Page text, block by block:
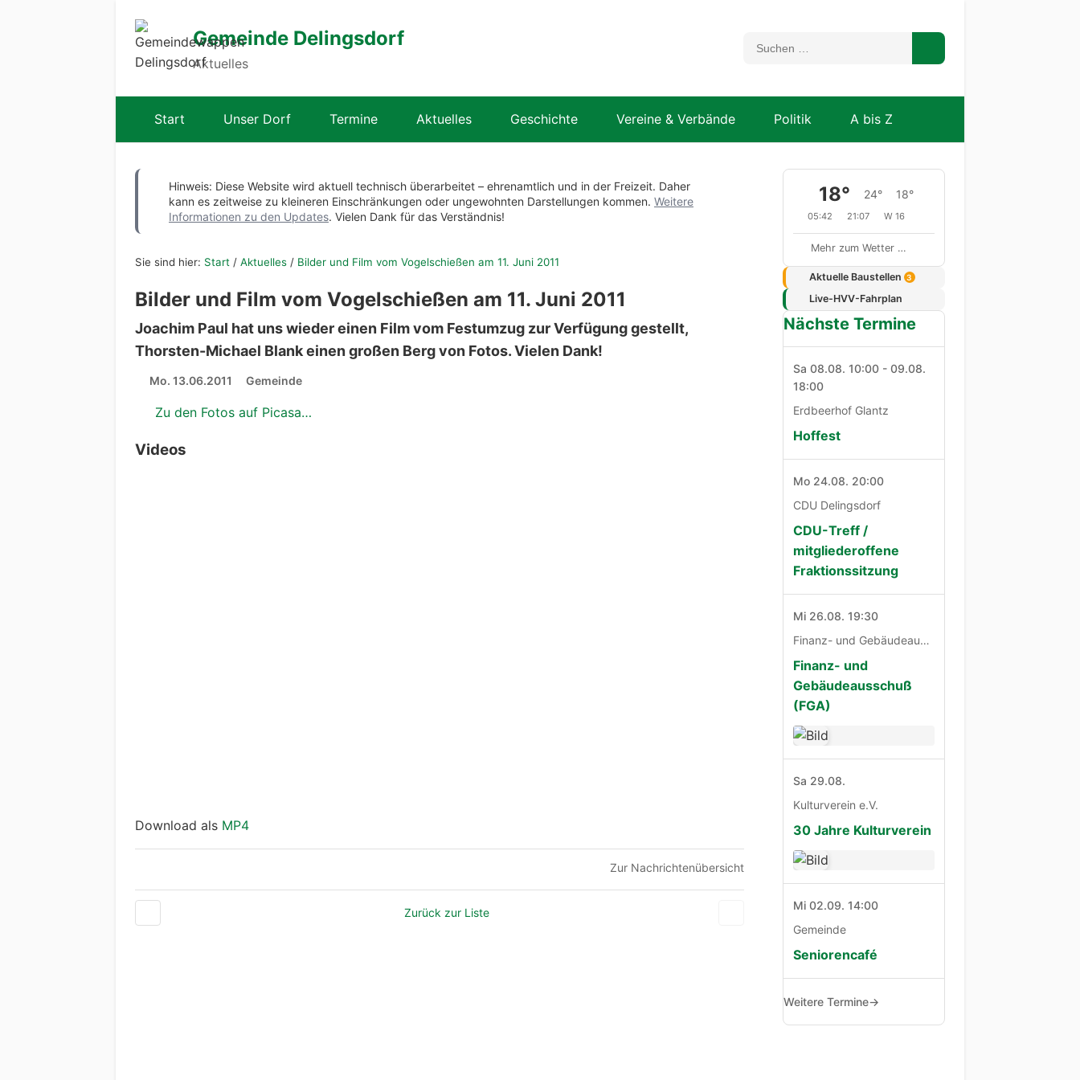
Gemeinde Delingsdorf
Aktuelles
Start Unser Dorf Termine Aktuelles Geschichte Vereine & Verbände Politik A bis Z
Hinweis: Diese Website wird aktuell technisch überarbeitet – ehrenamtlich und in der Freizeit. Daher
kann es zeitweise zu kleineren Einschränkungen oder ungewohnten Darstellungen kommen. Weitere
Informationen zu den Updates. Vielen Dank für das Verständnis!
Sie sind hier: Start / Aktuelles / Bilder und Film vom Vogelschießen am 11. Juni 2011
Bilder und Film vom Vogelschießen am 11. Juni 2011
Joachim Paul hat uns wieder einen Film vom Festumzug zur Verfügung gestellt,
Thorsten-Michael Blank einen großen Berg von Fotos. Vielen Dank!
Mo. 13.06.2011 Gemeinde
Zu den Fotos auf Picasa…
Videos
Download als MP4
Zur Nachrichtenübersicht
Zurück zur Liste
18° 24° 18°
05:42 21:07 W 16
Mehr zum Wetter …
Aktuelle Baustellen 3
Live-HVV-Fahrplan
Nächste Termine
Sa 08.08. 10:00 - 09.08.
18:00
Erdbeerhof Glantz
Hoffest
Mo 24.08. 20:00
CDU Delingsdorf
CDU-Treff /
mitgliederoffene
Fraktionssitzung
Mi 26.08. 19:30
Finanz- und Gebäudeausschuß
Finanz- und
Gebäudeausschuß
(FGA)
Sa 29.08.
Kulturverein e.V.
30 Jahre Kulturverein
Mi 02.09. 14:00
Gemeinde
Seniorencafé
Weitere Termine→